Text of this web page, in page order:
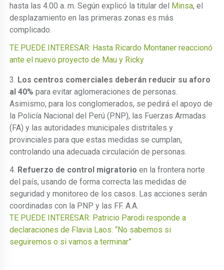
hasta las 4.00 a. m. Según explicó la titular del Minsa, el
desplazamiento en las primeras zonas es más
complicado.
TE PUEDE INTERESAR: Hasta Ricardo Montaner reaccionó
ante el nuevo proyecto de Mau y Ricky
3. Los centros comerciales deberán reducir su aforo
al 40% para evitar aglomeraciones de personas.
Asimismo, para los conglomerados, se pedirá el apoyo de
la Policía Nacional del Perú (PNP), las Fuerzas Armadas
(FA) y las autoridades municipales distritales y
provinciales para que estas medidas se cumplan,
controlando una adecuada circulación de personas.
4. Refuerzo de control migratorio en la frontera norte
del país, usando de forma correcta las medidas de
seguridad y monitoreo de los casos. Las acciones serán
coordinadas con la PNP y las FF. A.A.
TE PUEDE INTERESAR: Patricio Parodi responde a
declaraciones de Flavia Laos: “No sabemos si
seguiremos o si vamos a terminar”